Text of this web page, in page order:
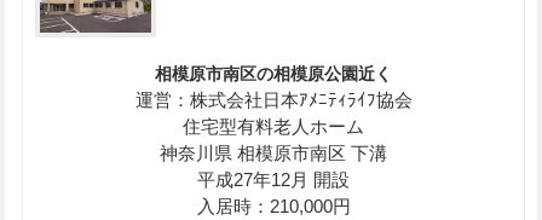
相模原市南区の相模原公園近く
運営：株式会社日本ｱﾒﾆﾃｨﾗｲﾌ協会
住宅型有料老人ホーム
神奈川県 相模原市南区 下溝
平成27年12月 開設
入居時：210,000円